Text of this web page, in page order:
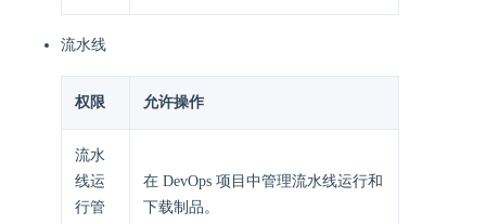
流水线
权限 允许操作
流水
线运
行管
在 DevOps 项目中管理流水线运行和
下载制品。